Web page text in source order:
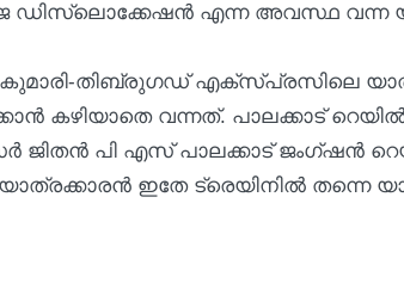
ഡിസ്‌ലൊക്കേഷന്‍ എന്ന അവസ്ഥ വന്ന
തിബ്രുഗഡ് എക്സ്പ്രസിലെ
കഴിയാതെ വന്നത്. പാലക്കാട്
ജിതൻ പി എസ് പാലക്കാട് ജംഗ്ഷൻ
ഇതേ ട്രെയിനിൽ തന്നെ